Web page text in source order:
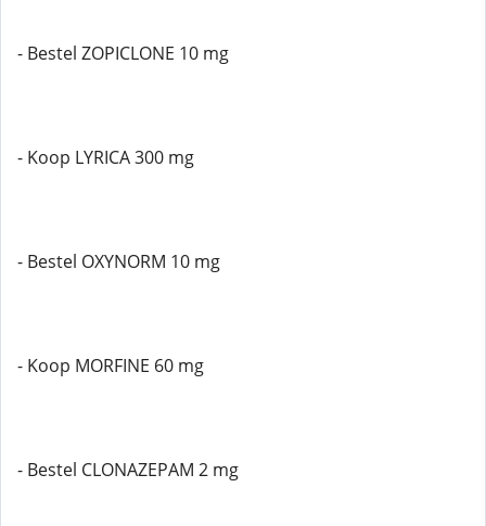
- Bestel ZOPICLONE 10 mg
- Koop LYRICA 300 mg
- Bestel OXYNORM 10 mg
- Koop MORFINE 60 mg
- Bestel CLONAZEPAM 2 mg